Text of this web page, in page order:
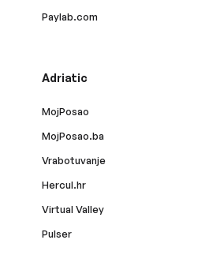
Paylab.com
Adriatic
MojPosao
MojPosao.ba
Vrabotuvanje
Hercul.hr
Virtual Valley
Pulser